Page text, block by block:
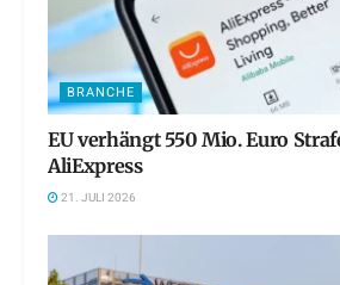
BRANCHE
EU verhängt 550 Mio. Euro
AliExpress
21. JULI 2026